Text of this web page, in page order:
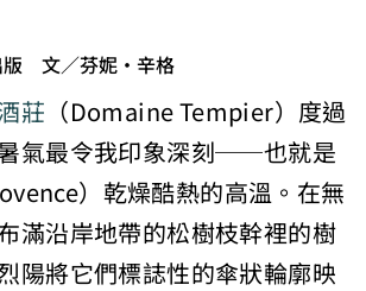
文／芬妮・辛格
莊 （Domaine Tempier）度過
氣最令我印象深刻──也就是
）乾燥酷熱的高溫。在無
滿沿岸地帶的松樹枝幹裡的樹
陽將它們標誌性的傘狀輪廓映